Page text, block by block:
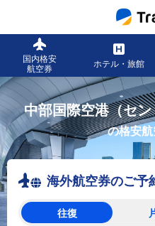
国内格安
航空券
ホテル・旅館
中部国際空港（セ
の格安
海外航空券のご予
往復